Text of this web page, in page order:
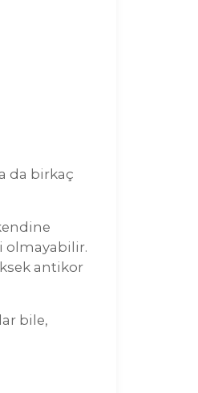
da birkaç
olmayabilir.
antikor
bile,